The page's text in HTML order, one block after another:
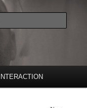
INTERACTION